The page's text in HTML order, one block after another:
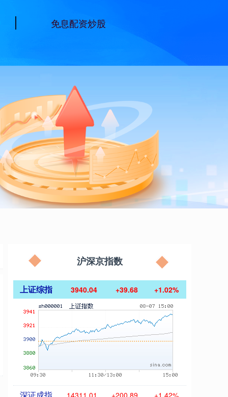
免息配资炒股
沪深京指数
上证综指 3940.04 +39.68 +1.02%
14311.01 +200.89 +1.42%